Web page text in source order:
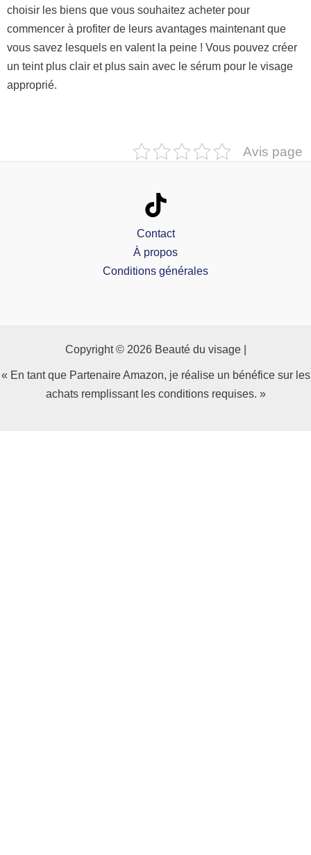
choisir les biens que vous souhaitez acheter pour
commencer à profiter de leurs avantages maintenant que
vous savez lesquels en valent la peine ! Vous pouvez créer
un teint plus clair et plus sain avec le sérum pour le visage
approprié.
Avis page
Contact
À propos
Conditions générales
Copyright © 2026 Beauté du visage |
« En tant que Partenaire Amazon, je réalise un bénéfice sur les
achats remplissant les conditions requises. »